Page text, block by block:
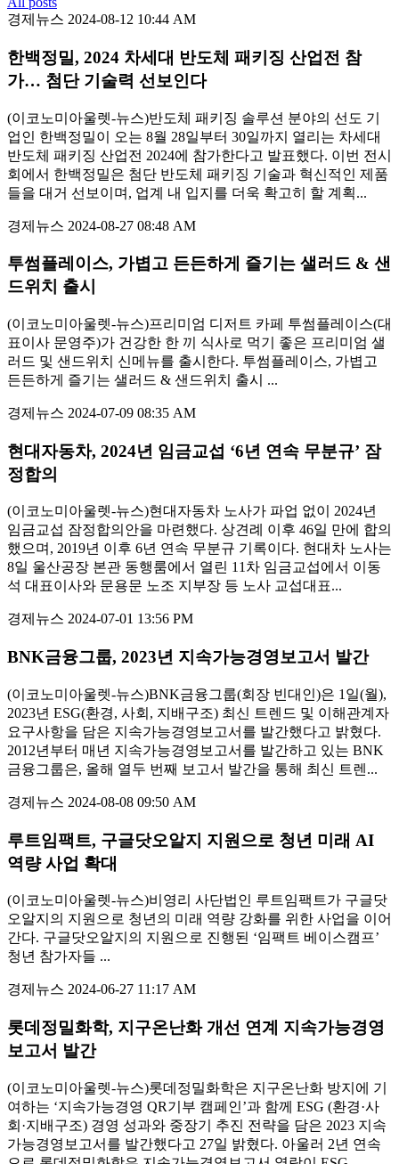
경제뉴스 2024-08-12 10:44 AM
한백정밀, 2024 차세대 반도체 패키징 산업전 참
가… 첨단 기술력 선보인다
(이코노미아울렛-뉴스)반도체 패키징 솔루션 분야의 선도 기
업인 한백정밀이 오는 8월 28일부터 30일까지 열리는 차세대
반도체 패키징 산업전 2024에 참가한다고 발표했다. 이번 전시
회에서 한백정밀은 첨단 반도체 패키징 기술과 혁신적인 제품
들을 대거 선보이며, 업계 내 입지를 더욱 확고히 할 계획...
경제뉴스 2024-08-27 08:48 AM
투썸플레이스, 가볍고 든든하게 즐기는 샐러드 & 샌
드위치 출시
(이코노미아울렛-뉴스)프리미엄 디저트 카페 투썸플레이스(대
표이사 문영주)가 건강한 한 끼 식사로 먹기 좋은 프리미엄 샐
러드 및 샌드위치 신메뉴를 출시한다. 투썸플레이스, 가볍고
든든하게 즐기는 샐러드 & 샌드위치 출시 ...
경제뉴스 2024-07-09 08:35 AM
현대자동차, 2024년 임금교섭 ‘6년 연속 무분규’ 잠
정합의
(이코노미아울렛-뉴스)현대자동차 노사가 파업 없이 2024년
임금교섭 잠정합의안을 마련했다. 상견례 이후 46일 만에 합의
했으며, 2019년 이후 6년 연속 무분규 기록이다. 현대차 노사는
8일 울산공장 본관 동행룸에서 열린 11차 임금교섭에서 이동
석 대표이사와 문용문 노조 지부장 등 노사 교섭대표...
경제뉴스 2024-07-01 13:56 PM
BNK금융그룹, 2023년 지속가능경영보고서 발간
(이코노미아울렛-뉴스)BNK금융그룹(회장 빈대인)은 1일(월),
2023년 ESG(환경, 사회, 지배구조) 최신 트렌드 및 이해관계자
요구사항을 담은 지속가능경영보고서를 발간했다고 밝혔다.
2012년부터 매년 지속가능경영보고서를 발간하고 있는 BNK
금융그룹은, 올해 열두 번째 보고서 발간을 통해 최신 트렌...
경제뉴스 2024-08-08 09:50 AM
루트임팩트, 구글닷오알지 지원으로 청년 미래 AI
역량 사업 확대
(이코노미아울렛-뉴스)비영리 사단법인 루트임팩트가 구글닷
오알지의 지원으로 청년의 미래 역량 강화를 위한 사업을 이어
간다. 구글닷오알지의 지원으로 진행된 ‘임팩트 베이스캠프’
청년 참가자들 ...
경제뉴스 2024-06-27 11:17 AM
롯데정밀화학, 지구온난화 개선 연계 지속가능경영
보고서 발간
(이코노미아울렛-뉴스)롯데정밀화학은 지구온난화 방지에 기
여하는 ‘지속가능경영 QR기부 캠페인’과 함께 ESG (환경·사
회·지배구조) 경영 성과와 중장기 추진 전략을 담은 2023 지속
가능경영보고서를 발간했다고 27일 밝혔다. 아울러 2년 연속